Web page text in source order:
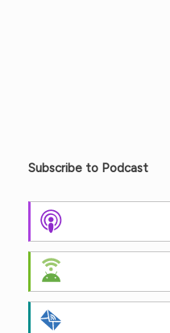
Subscribe to Podcast